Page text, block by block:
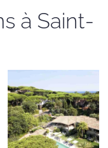
à Saint-